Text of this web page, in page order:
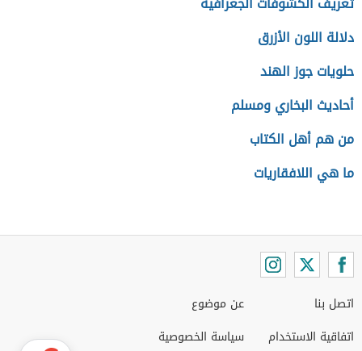
دلالة اللون الأزرق
حلويات جوز الهند
أحاديث البخاري ومسلم
من هم أهل الكتاب
ما هي اللافقاريات
اتصل بنا
اتفاقية الاستخدام
عن موضوع
سياسة الخصوصية